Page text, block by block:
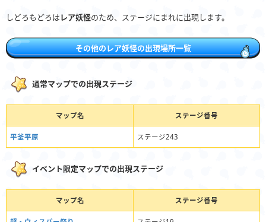
しどろもどろはレア妖怪のため、ステージにまれに出現します。
その他のレア妖怪の出現場所一覧
通常マップでの出現ステージ
マップ名 ステージ番号
平釜平原 ステージ243
イベント限定マップでの出現ステージ
マップ名 ステージ番号